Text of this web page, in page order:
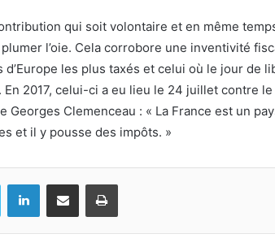
qui soit volontaire et en même
plumer l’oie. Cela corrobore une inventivité
d’Europe les plus taxés et celui où le jour de
2017, celui-ci a eu lieu le 24 juillet contre le
Georges Clemenceau : « La France est un
et il y pousse des impôts. »
Twitter LinkedinPartagez par mail Imprimez